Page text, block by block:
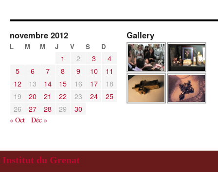
novembre 2012
L M M J V S D
1 2 3
4
5
6 7 8 9 10
11
12
13 14 15 16 17
18
19
20 21 22 23 24
25
26
27 28 29 30
« Oct Déc »
Gallery
Institut du Grenat